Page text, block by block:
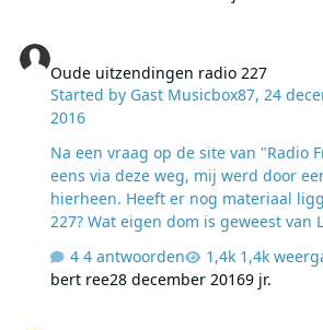
Oude uitzendingen radio 227
Started by Gast Musicbox87,24
2016
Na een vraag op de site van "Radio Freak"
eens via deze weg, mij werd door
hierheen. Heeft er nog materiaal liggen van het Radio
227? Wat eigen dom is geweest van
227 dat landelijk op de kabel uitzond
Ik was er groot fan van, jammer
4 antwoorden 1,4k
bert ree28 december 20169 jr.